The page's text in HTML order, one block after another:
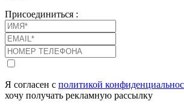
Присоединиться :
Я согласен с политикой
хочу получать рекламную рассылку